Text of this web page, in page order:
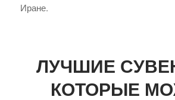
Иране.
ЛУЧШИЕ
КОТОРЫЕ